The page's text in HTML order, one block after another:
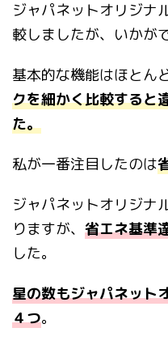
ジャパネットオリジナ
較しましたが、いかが
基本的な機能はほとん
クを細かく比較すると
た。
私が一番注目したのは
ジャパネットオリジナ
りますが、 省エネ基準
した。
星の数もジャパネット
４つ。